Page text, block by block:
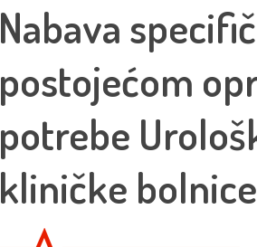
Nabava
postojećom
potrebe
kliničke